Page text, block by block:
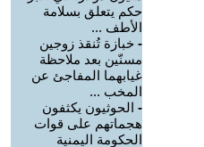
حكم يتعلق بسلامة
الأطف ...
- خبازة تُنقذ زوجين
مسنّين بعد ملاحظة
غيابهما المفاجئ عن
المخب ...
- الحوثيون يكثفون
هجماتهم على قوات
الحكومة اليمنية